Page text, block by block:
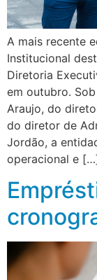
A mais recente
Institucional
Diretoria
em outubro.
Araujo, do
do diretor de
Jordão, a
operacional e